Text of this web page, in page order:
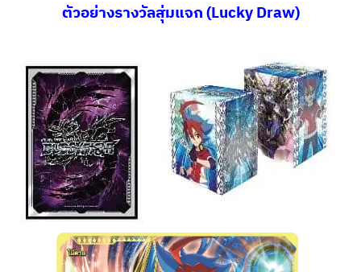
ตัวอย่างรางวัลสุ่มแจก (Lucky Draw)